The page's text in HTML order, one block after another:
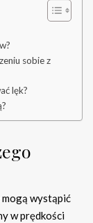
sobie z
lęk?
wystąpić
w prędkości